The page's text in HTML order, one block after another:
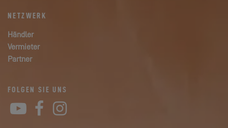
NETZWERK
Händler
Vermieter
Partner
FOLGEN SIE UNS
YouTube
Facebook
Instagram